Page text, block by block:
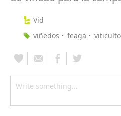
Vid
viñedos
feaga